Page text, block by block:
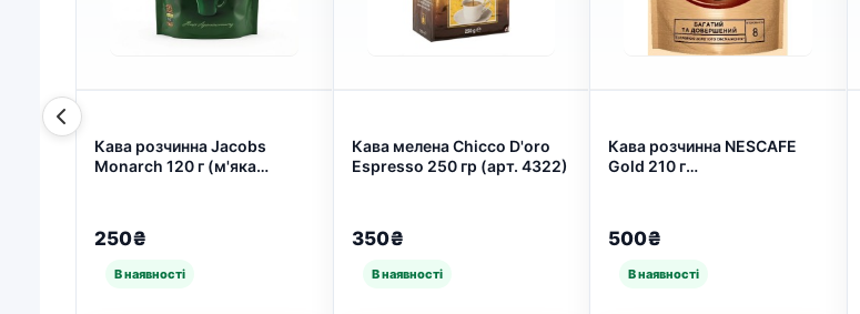
Кава розчинна Jacobs
Monarch 120 г (м'яка
250₴
Кава мелена Chicco D'oro
Espresso 250 гр (арт. 4322)
350₴
Кава розчинна NESCAFE
Gold 210 г
500₴